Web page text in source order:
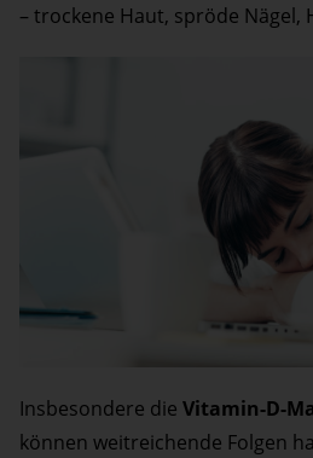
– trockene Haut, spröde Nägel,
Insbesondere die Vitamin-D-
können weitreichende Folgen